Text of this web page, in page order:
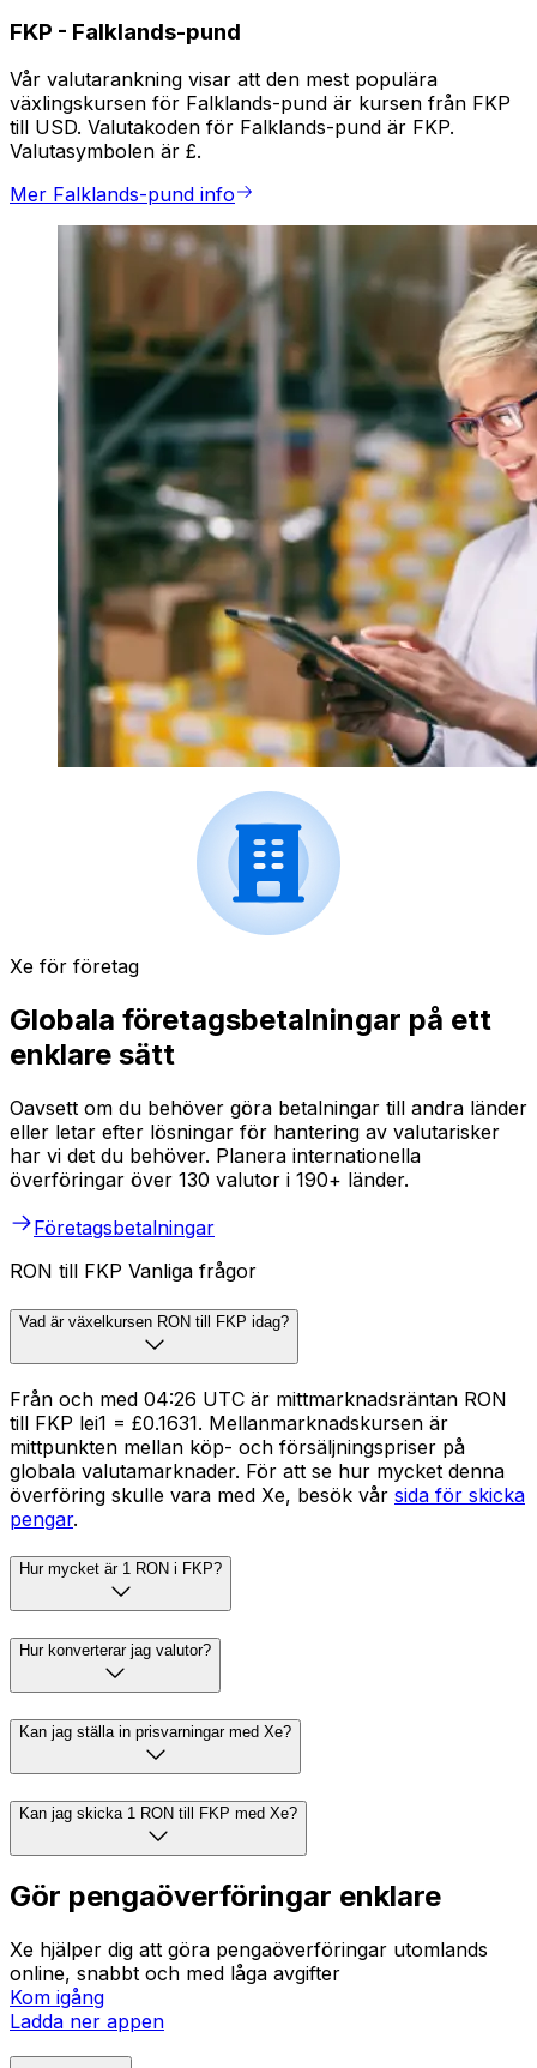
FKP - Falklands-pund
Vår valutarankning visar att den mest populära
växlingskursen för Falklands-pund är kursen från FKP
till USD. Valutakoden för Falklands-pund är FKP.
Valutasymbolen är £.
Mer Falklands-pund info
Xe för företag
Globala företagsbetalningar på ett
enklare sätt
Oavsett om du behöver göra betalningar till andra länder
eller letar efter lösningar för hantering av valutarisker
har vi det du behöver. Planera internationella
överföringar över 130 valutor i 190+ länder.
Företagsbetalningar
RON till FKP Vanliga frågor
Vad är växelkursen RON till FKP idag?
Från och med 04:26 UTC är mittmarknadsräntan RON
till FKP lei1 = £0.1631. Mellanmarknadskursen är
mittpunkten mellan köp- och försäljningspriser på
globala valutamarknader. För att se hur mycket denna
överföring skulle vara med Xe, besök vår sida för skicka
pengar.
Hur mycket är 1 RON i FKP?
Hur konverterar jag valutor?
Kan jag ställa in prisvarningar med Xe?
Kan jag skicka 1 RON till FKP med Xe?
Gör pengaöverföringar enklare
Xe hjälper dig att göra pengaöverföringar utomlands
online, snabbt och med låga avgifter
Kom igång
Ladda ner appen